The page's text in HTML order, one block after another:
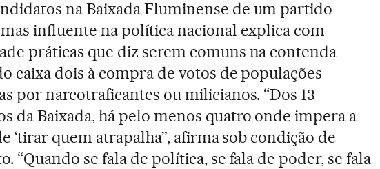
na Baixada Fluminense de um partido
influente na política nacional explica com
práticas que diz serem comuns na contenda
caixa dois à compra de votos de populações
por narcotraficantes ou milicianos. “Dos 13
da Baixada, há pelo menos quatro onde impera a
‘tirar quem atrapalha”, afirma sob condição de
“Quando se fala de política, se fala de poder, se fala